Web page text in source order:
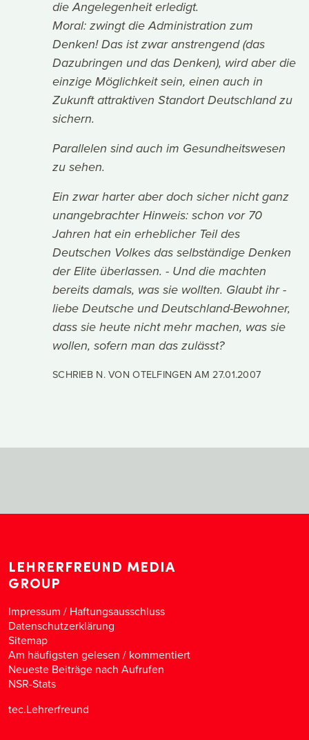
die Angelegenheit erledigt.
Moral: zwingt die Administration zum
Denken! Das ist zwar anstrengend (das
Dazubringen und das Denken), wird aber die
einzige Möglichkeit sein, einen auch in
Zukunft attraktiven Standort Deutschland zu
sichern.
Parallelen sind auch im Gesundheitswesen
zu sehen.
Ein zwar harter aber doch sicher nicht ganz
unangebrachter Hinweis: schon vor 70
Jahren hat ein erheblicher Teil des
Deutschen Volkes das selbständige Denken
der Elite überlassen. - Und die machten
bereits damals, was sie wollten. Glaubt ihr -
liebe Deutsche und Deutschland-Bewohner,
dass sie heute nicht mehr machen, was sie
wollen, sofern man das zulässt?
SCHRIEB N. VON OTELFINGEN AM27.01.2007
LEHRERFREUND MEDIA
GROUP
Impressum / Haftungsausschluss
Datenschutzerklärung
Sitemap
Am häufigsten gelesen / kommentiert
Neueste Beiträge nach Aufrufen
NSR-Stats
tec.Lehrerfreund